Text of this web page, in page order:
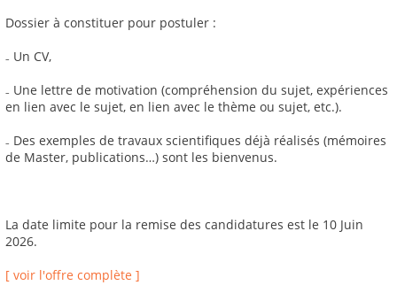
Dossier à constituer pour postuler :
₋ Un CV,
₋ Une lettre de motivation (compréhension du sujet, expériences
en lien avec le sujet, en lien avec le thème ou sujet, etc.).
₋ Des exemples de travaux scientifiques déjà réalisés (mémoires
de Master, publications…) sont les bienvenus.
La date limite pour la remise des candidatures est le 10 Juin
2026.
[ voir l'offre complète ]